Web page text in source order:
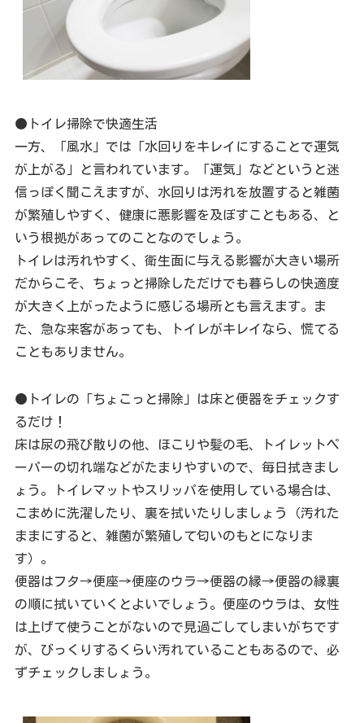
●トイレ掃除で快適生活
一方、「風水」では「水回りをキレイにすることで運気
が上がる」と言われています。「運気」などというと迷
信っぽく聞こえますが、水回りは汚れを放置すると雑菌
が繁殖しやすく、健康に悪影響を及ぼすこともある、と
いう根拠があってのことなのでしょう。
トイレは汚れやすく、衛生面に与える影響が大きい場所
だからこそ、ちょっと掃除しただけでも暮らしの快適度
が大きく上がったように感じる場所とも言えます。ま
た、急な来客があっても、トイレがキレイなら、慌てる
こともありません。
●トイレの「ちょこっと掃除」は床と便器をチェックす
るだけ！
床は尿の飛び散りの他、ほこりや髪の毛、トイレットペ
ーパーの切れ端などがたまりやすいので、毎日拭きまし
ょう。トイレマットやスリッパを使用している場合は、
こまめに洗濯したり、裏を拭いたりしましょう（汚れた
ままにすると、雑菌が繁殖して匂いのもとになりま
す）。
便器はフタ→便座→便座のウラ→便器の縁→便器の縁裏
の順に拭いていくとよいでしょう。便座のウラは、女性
は上げて使うことがないので見過ごしてしまいがちです
が、びっくりするくらい汚れていることもあるので、必
ずチェックしましょう。